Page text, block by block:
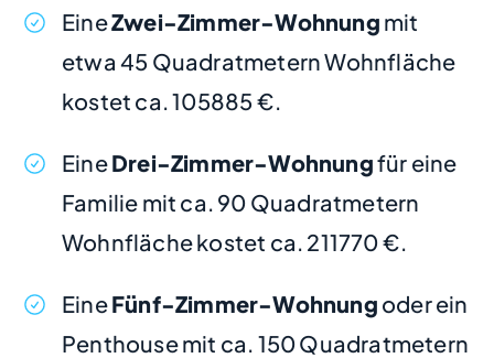
EineZwei-Zimmer-Wohnung mit
etwa 45 Quadratmetern Wohnfläche
kostet ca. 105885 €.
EineDrei-Zimmer-Wohnungfür eine
Familie mit ca. 90 Quadratmetern
Wohnfläche kostet ca. 211770 €.
EineFünf-Zimmer-Wohnung oder ein
Penthouse mit ca. 150 Quadratmetern